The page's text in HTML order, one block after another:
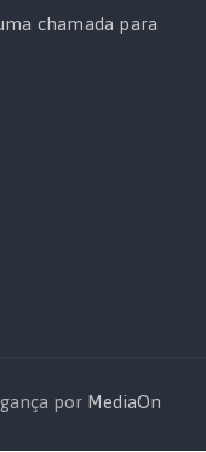
chamada para
por MediaOn